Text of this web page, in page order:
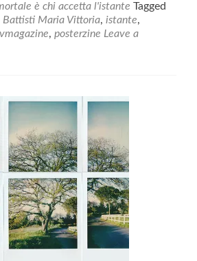
è chi accetta l'istante Tagged
Battisti Maria Vittoria, istante,
, posterzine Leave a